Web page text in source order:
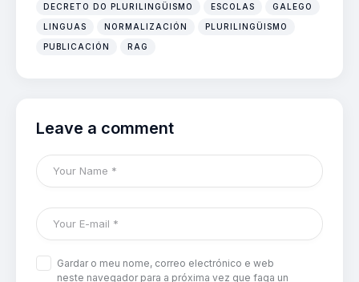
DECRETO DO PLURILINGÜISMO ESCOLAS GALEGO
LINGUAS NORMALIZACIÓN PLURILINGÜISMO
PUBLICACIÓN RAG
Leave a comment
Gardar o meu nome, correo electrónico e web
neste navegador para a próxima vez que faga un